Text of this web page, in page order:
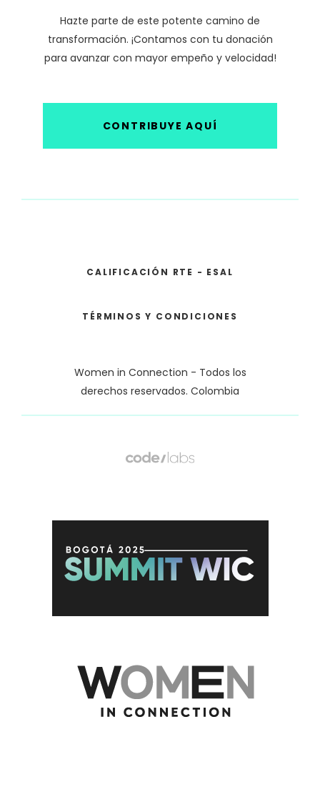
Hazte parte de este potente camino de
transformación. ¡Contamos con tu donación
para avanzar con mayor empeño y velocidad!
CONTRIBUYE AQUÍ
Women in Connection - Todos los
derechos reservados. Colombia
TÉRMINOS Y CONDICIONES
CALIFICACIÓN RTE - ESAL